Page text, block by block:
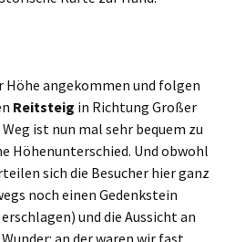
Höhe angekommen und folgen
Reitsteig in Richtung Großer
ist nun mal sehr bequem zu
Höhenunterschied. Und obwohl
sich die Besucher hier ganz
noch einen Gedenkstein
und die Aussicht an
an der waren wir fast